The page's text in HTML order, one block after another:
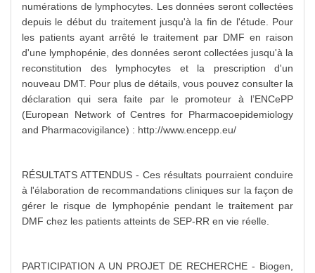
numérations de lymphocytes. Les données seront collectées
depuis le début du traitement jusqu'à la fin de l'étude. Pour
les patients ayant arrêté le traitement par DMF en raison
d'une lymphopénie, des données seront collectées jusqu'à la
reconstitution des lymphocytes et la prescription d'un
nouveau DMT. Pour plus de détails, vous pouvez consulter la
déclaration qui sera faite par le promoteur à l’ENCePP
(European Network of Centres for Pharmacoepidemiology
and Pharmacovigilance) : http://www.encepp.eu/
RÉSULTATS ATTENDUS - Ces résultats pourraient conduire
à l'élaboration de recommandations cliniques sur la façon de
gérer le risque de lymphopénie pendant le traitement par
DMF chez les patients atteints de SEP-RR en vie réelle.
PARTICIPATION A UN PROJET DE RECHERCHE - Biogen,